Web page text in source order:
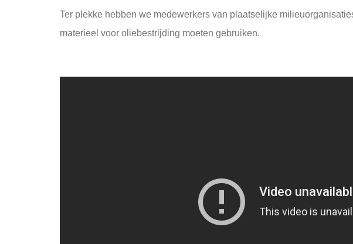
Ter plekke hebben we medewerkers van plaatselijke
materieel voor oliebestrijding moeten gebruiken.